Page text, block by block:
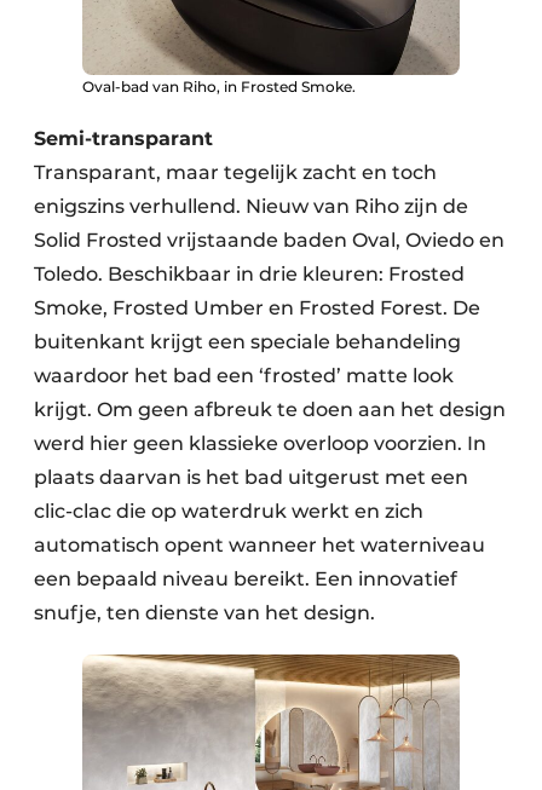
Oval-bad van Riho, in Frosted Smoke.
Semi-transparant
Transparant, maar tegelijk zacht en toch
enigszins verhullend. Nieuw van Riho zijn de
Solid Frosted vrijstaande baden Oval, Oviedo en
Toledo. Beschikbaar in drie kleuren: Frosted
Smoke, Frosted Umber en Frosted Forest. De
buitenkant krijgt een speciale behandeling
waardoor het bad een ‘frosted’ matte look
krijgt. Om geen afbreuk te doen aan het design
werd hier geen klassieke overloop voorzien. In
plaats daarvan is het bad uitgerust met een
clic-clac die op waterdruk werkt en zich
automatisch opent wanneer het waterniveau
een bepaald niveau bereikt. Een innovatief
snufje, ten dienste van het design.